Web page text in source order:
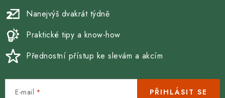
Nanejvýš dvakrát týdně
Praktické tipy a know-how
Přednostní přístup ke slevám a akcím
E-mail PŘIHLÁSIT SE